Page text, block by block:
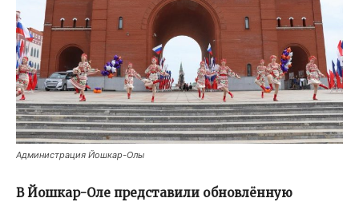
Администрация Йошкар-Олы
В Йошкар-Оле представили обновлённую